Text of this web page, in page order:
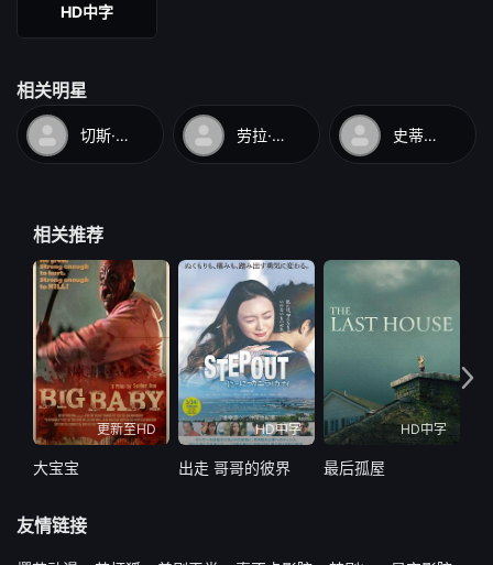
HD中字
相关明星
切斯·克劳福 劳拉·莱姆希 史蒂文·斯崔特
相关推荐
更新至HD
大宝宝
HD中字
出走 哥哥的彼界
HD中字
最后孤屋
友情链接